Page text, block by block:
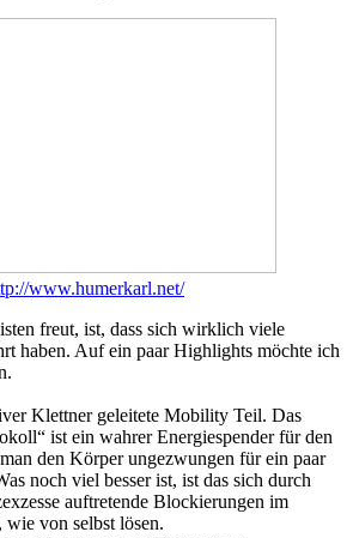
www.humerkarl.net/
freut, ist, dass sich wirklich viele
haben. Auf ein paar Highlights möchte ich
Klettner geleitete Mobility Teil. Das
ist ein wahrer Energiespender für den
den Körper ungezwungen für ein paar
noch viel besser ist, ist das sich durch
auftretende Blockierungen im
von selbst lösen.